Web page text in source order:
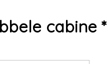
cabine *